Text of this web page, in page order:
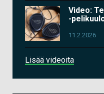
Video:
-
11.2.2026
Lisää videoita